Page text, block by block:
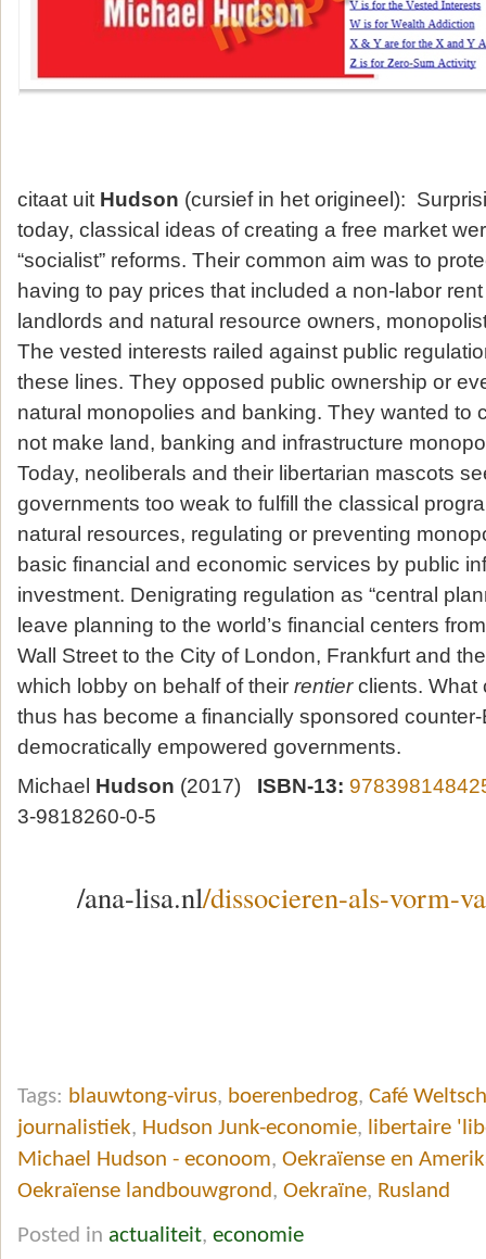
citaat uit Hudson (cursief in het origineel):
today, classical ideas of creating a free market
“socialist” reforms. Their common aim was to
having to pay prices that included a non-labor
landlords and natural resource owners,
The vested interests railed against public
these lines. They opposed public ownership or
natural monopolies and banking. They wanted to
not make land, banking and infrastructure
Today, neoliberals and their libertarian mascots
governments too weak to fulfill the classical
natural resources, regulating or preventing
basic financial and economic services by public
investment. Denigrating regulation as “central
leave planning to the world’s financial centers from
Wall Street to the City of London, Frankfurt and
which lobby on behalf of their rentierclients. What
thus has become a financially sponsored
democratically empowered governments.
Michael Hudson (2017) ISBN-13:
3-9818260-0-5
/ana-lisa.nl/dissocieren-als-vorm-
Tags: blauwtong-virus, boerenbedrog, Café
journalistiek, Hudson Junk-economie, libertaire
Michael Hudson - econoom, Oekraïense en
Oekraïense landbouwgrond, Oekraïne, Rusland
Posted in actualiteit, economie